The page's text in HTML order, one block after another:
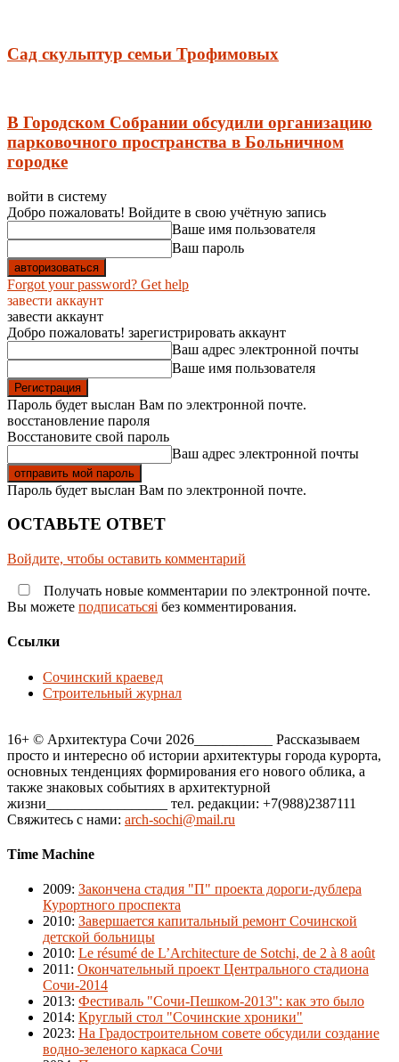
Сад скульптур семьи Трофимовых
В Городском Собрании обсудили организацию
парковочного пространства в Больничном
городке
войти в систему
Добро пожаловать! Войдите в свою учётную запись
Ваше имя пользователя
Ваш пароль
Forgot your password? Get help
завести аккаунт
завести аккаунт
Добро пожаловать! зарегистрировать аккаунт
Ваш адрес электронной почты
Ваше имя пользователя
Пароль будет выслан Вам по электронной почте.
восстановление пароля
Восстановите свой пароль
Ваш адрес электронной почты
Пароль будет выслан Вам по электронной почте.
ОСТАВЬТЕ ОТВЕТ
Войдите, чтобы оставить комментарий
Получать новые комментарии по электронной почте.
Вы можете подписатьсяi без комментирования.
Ссылки
Сочинский краевед
Строительный журнал
16+ © Архитектура Сочи 2026___________ Рассказываем
просто и интересно об истории архитектуры города курорта,
основных тенденциях формирования его нового облика, а
также знаковых событиях в архитектурной
жизни_________________ тел. редакции: +7(988)2387111
Свяжитесь с нами: arch-sochi@mail.ru
Time Machine
2009: Закончена стадия "П" проекта дороги-дублера
Курортного проспекта
2010: Завершается капитальный ремонт Сочинской
детской больницы
2010: Le résumé de L’Architecture de Sotchi, de 2 à 8 août
2011 : Окончательный проект Центрального стадиона
Сочи-2014
2013: Фестиваль "Сочи-Пешком-2013": как это было
2014: Круглый стол "Сочинские хроники"
2023: На Градостроительном совете обсудили создание
водно-зеленого каркаса Сочи